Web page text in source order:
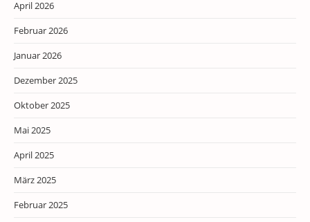
April 2026
Februar 2026
Januar 2026
Dezember 2025
Oktober 2025
Mai 2025
April 2025
März 2025
Februar 2025